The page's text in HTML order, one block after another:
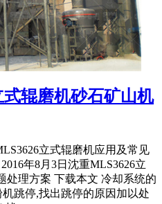
辊磨机砂石矿山机
立式辊磨机应用及常见
年8月3日沈重MLS3626立
处理方案 下载本文 冷却系统的
跳停,找出跳停的原因加以处